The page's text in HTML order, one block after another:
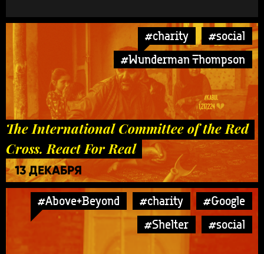
#charity
#social
#Wunderman Thompson
The International Committee of the Red
Cross. React For Real
13 ДЕКАБРЯ
#Above+Beyond #charity
#Google
#Shelter
#social